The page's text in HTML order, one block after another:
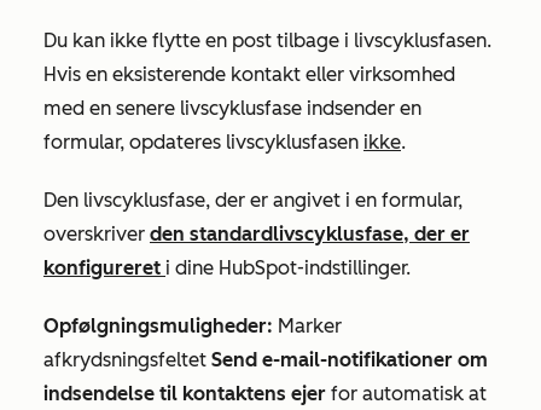
Du kan ikke flytte en post tilbage i livscyklusfasen.
Hvis en eksisterende kontakt eller virksomhed
med en senere livscyklusfase indsender en
formular, opdateres livscyklusfasen ikke.
Den livscyklusfase, der er angivet i en formular,
overskriver den standardlivscyklusfase, der er
konfigureret i dine HubSpot-indstillinger.
Opfølgningsmuligheder: Marker
afkrydsningsfeltet Send e-mail-notifikationer om
indsendelse til kontaktens ejer for automatisk at